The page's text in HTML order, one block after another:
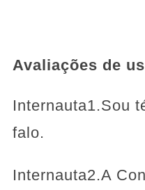
Avaliações de
Internauta1.Sou
falo.
Internauta2.A